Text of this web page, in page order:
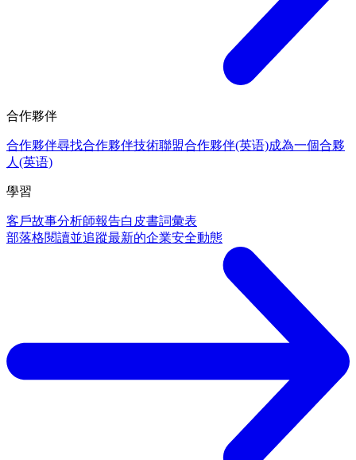
合作夥伴
合作夥伴尋找合作夥伴技術聯盟合作夥伴(英语)成為一個合夥
人(英语)
學習
客戶故事分析師報告白皮書詞彙表
部落格閱讀並追蹤最新的企業安全動態